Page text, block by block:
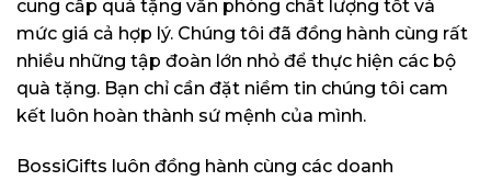
cung cấp quà tặng văn phòng chất lượng tốt và
mức giá cả hợp lý. Chúng tôi đã đồng hành cùng rất
nhiều những tập đoàn lớn nhỏ để thực hiện các bộ
quà tặng. Bạn chỉ cần đặt niềm tin chúng tôi cam
kết luôn hoàn thành sứ mệnh của mình.
BossiGifts luôn đồng hành cùng các doanh